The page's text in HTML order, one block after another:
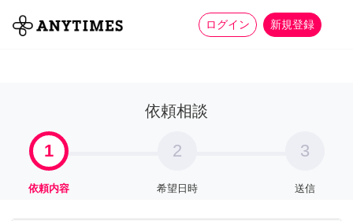
ログイン 新規登録
全て 家事 more_horiz
依頼相談
1
依頼内容
2
希望日時
3
送信